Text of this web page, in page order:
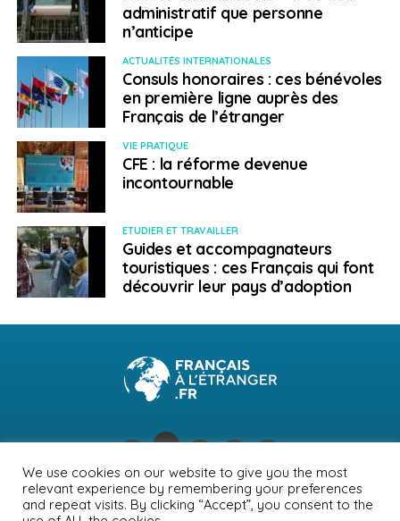
administratif que personne
n’anticipe
ACTUALITÉS INTERNATIONALES
Consuls honoraires : ces bénévoles
en première ligne auprès des
Français de l’étranger
VIE PRATIQUE
CFE : la réforme devenue
incontournable
ETUDIER ET TRAVAILLER
Guides et accompagnateurs
touristiques : ces Français qui font
découvrir leur pays d’adoption
NEWSLETTER PUBLICITÉ CONTACTS
MENTIONS LÉGALES
We use cookies on our website to give you the most
relevant experience by remembering your preferences
and repeat visits. By clicking “Accept”, you consent to the